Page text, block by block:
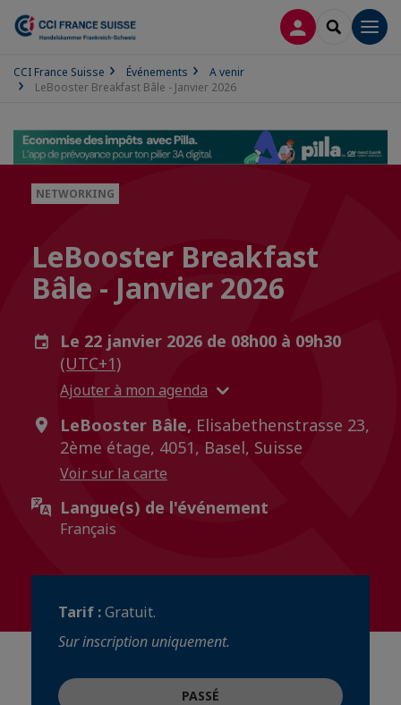
CONNEXION
CCI France Suisse Événements
A venir
LeBooster Breakfast Bâle - Janvier 2026
NETWORKING
LeBooster Breakfast
Bâle - Janvier 2026
Le 22 janvier 2026 de 08h00 à 09h30
(UTC+1)
Ajouter à mon agenda
LeBooster Bâle, Elisabethenstrasse 23,
2ème étage, 4051, Basel, Suisse
Voir sur la carte
Langue(s) de l'événement
Français
Tarif :Gratuit.
Sur inscription uniquement.
PASSÉ